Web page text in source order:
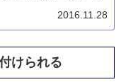
2016.11.28
けられる